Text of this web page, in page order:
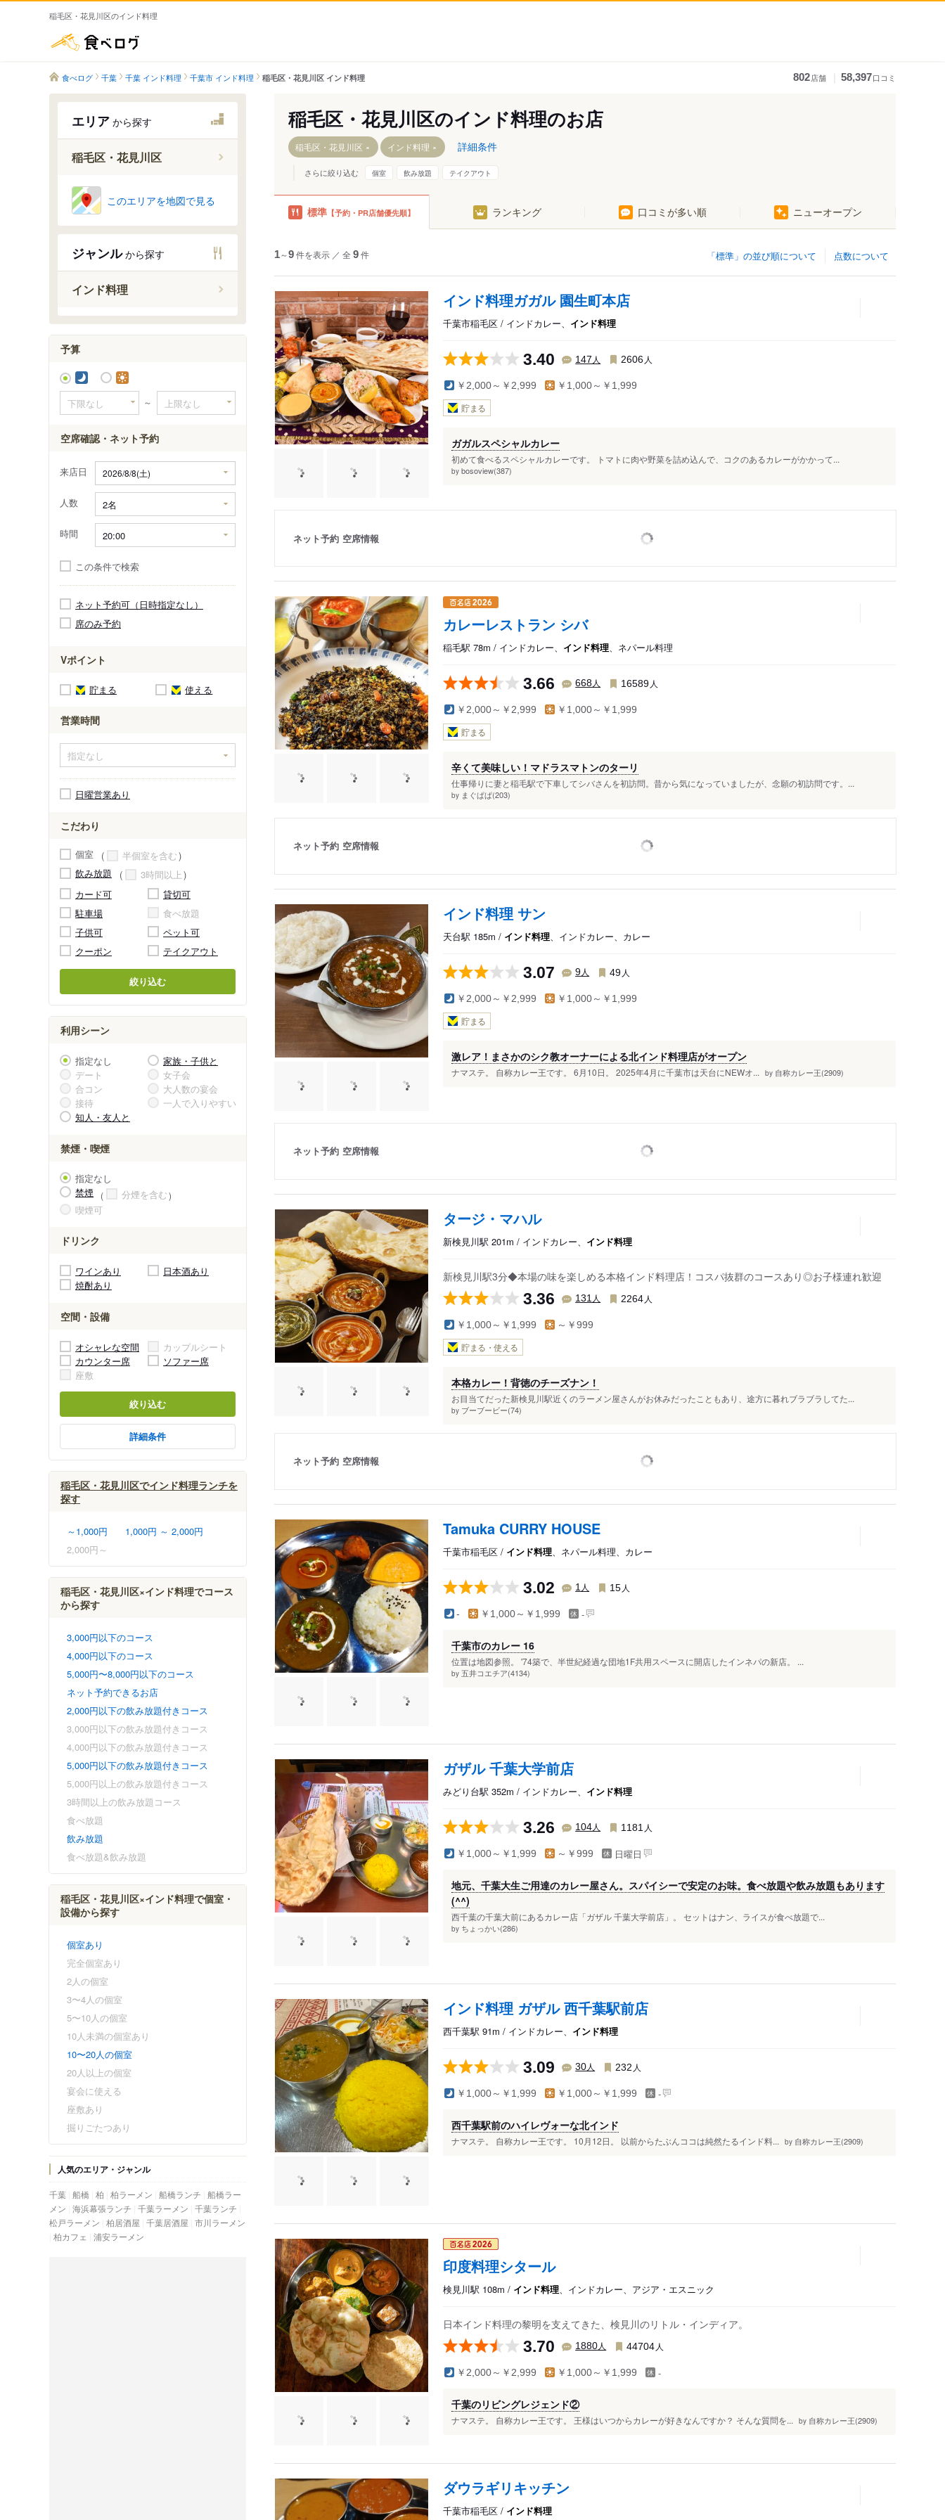
稲毛区・花見川区のインド料理
食べログ 千葉 千葉 インド料理 千葉市 インド料理 稲毛区・花見川区 インド料理 802店舗 58,397口コミ
エリア から探す
稲毛区・花見川区
稲毛駅
新検見川駅
天台駅
穴川駅
スポーツセンター駅
検見川駅
京成稲毛駅
このエリアを地図で見る
ジャンルから探す
インド料理
予算
～
空席確認・ネット予約
来店日
人数
時間
この条件で検索
ネット予約可（日時指定なし）
席のみ予約
Vポイント
貯まる 使える
営業時間
日曜営業あり
こだわり
個室
半個室を含む
飲み放題
3時間以上
カード可
貸切可
駐車場
食べ放題
子供可
ペット可
クーポン
テイクアウト
絞り込む
利用シーン
指定なし
家族・子供と
デート
女子会
合コン
大人数の宴会
接待
一人で入りやすい
知人・友人と
禁煙・喫煙
指定なし
禁煙
分煙を含む
喫煙可
ドリンク
ワインあり
日本酒あり
焼酎あり
空間・設備
オシャレな空間
カップルシート
カウンター席
ソファー席
座敷
絞り込む
詳細条件
稲毛区・花見川区でインド料理ランチを
探す
～1,000円
1,000円 ～ 2,000円
2,000円～
稲毛区・花見川区×インド料理でコース
から探す
3,000円以下のコース
4,000円以下のコース
5,000円〜8,000円以下のコース
ネット予約できるお店
2,000円以下の飲み放題付きコース
3,000円以下の飲み放題付きコース
4,000円以下の飲み放題付きコース
5,000円以下の飲み放題付きコース
5,000円以上の飲み放題付きコース
3時間以上の飲み放題コース
食べ放題
飲み放題
食べ放題&飲み放題
稲毛区・花見川区×インド料理で個室・
設備から探す
個室あり
完全個室あり
2人の個室
3〜4人の個室
5〜10人の個室
10人未満の個室あり
10〜20人の個室
20人以上の個室
宴会に使える
座敷あり
掘りごたつあり
人気のエリア・ジャンル
千葉 船橋 柏 柏ラーメン 船橋ランチ 船橋ラー
メン 海浜幕張ランチ 千葉ラーメン 千葉ランチ
松戸ラーメン 柏居酒屋 千葉居酒屋 市川ラーメン
柏カフェ
浦安ラーメン
稲毛区・花見川区のインド料理のお店
稲毛区・花見川区 インド料理 詳細条件
さらに絞り込む 個室 飲み放題 テイクアウト
標準 【予約・PR店舗優先順】 ランキング 口コミが多い順 ニューオープン
点数について
「標準」の並び順について
1～9件を表示 ／ 全 9件
インド料理ガガル 園生町本店
千葉市稲毛区 / インドカレー、 インド料理
3.40 147 人 2606 人
￥2,000～￥2,999 ￥1,000～￥1,999
貯まる
ガガルスペシャルカレー
初めて食べるスペシャルカレーです。 トマトに肉や野菜を詰め込んで、コクのあるカレーがかかって...
by bosoview(387)
ネット予約 空席情報
カレーレストラン シバ
稲毛駅 78m / インドカレー、 インド料理 、ネパール料理
3.66 668人 16589 人
￥2,000～￥2,999 ￥1,000～￥1,999
貯まる
辛くて美味しい！マドラスマトンのターリ
仕事帰りに妻と稲毛駅で下車してシバさんを初訪問。昔から気になっていましたが、念願の初訪問です。...
by まぐぱぱ(203)
ネット予約 空席情報
インド料理 サン
天台駅 185m / インド料理 、インドカレー、カレー
3.07 9人 49 人
￥2,000～￥2,999 ￥1,000～￥1,999
貯まる
激レア！まさかのシク教オーナーによる北インド料理店がオープン
ナマステ。 自称カレー王です。 6月10日。 2025年4月に千葉市は天台にNEWオ... by 自称カレー王(2909)
ネット予約 空席情報
タージ・マハル
新検見川駅 201m / インドカレー、 インド料理
新検見川駅3分◆本場の味を楽しめる本格インド料理店！コスパ抜群のコースあり◎お子様連れ歓迎
3.36 131 人 2264 人
￥1,000～￥1,999 ～￥999
貯まる・使える
本格カレー！背徳のチーズナン！
お目当てだった新検見川駅近くのラーメン屋さんがお休みだったこともあり、途方に暮れブラブラしてた...
by ブーブービー(74)
ネット予約 空席情報
Tamuka CURRY HOUSE
千葉市稲毛区 / インド料理 、ネパール料理、カレー
3.02 1 人 15 人
- ￥1,000～￥1,999 -
千葉市のカレー 16
位置は地図参照。 '74築で、半世紀経過な団地1F共用スペースに開店したインネパの新店。 ...
by 五井コエチア(4134)
ガザル 千葉大学前店
みどり台駅 352m / インドカレー、 インド料理
3.26 104人 1181 人
￥1,000～￥1,999 ～￥999 日曜日
地元、千葉大生ご用達のカレー屋さん。スパイシーで安定のお味。食べ放題や飲み放題もあります
(^^)
西千葉の千葉大前にあるカレー店「ガザル 千葉大学前店」。 セットはナン、ライスが食べ放題で...
by ちょっかい(286)
インド料理 ガザル 西千葉駅前店
西千葉駅 91m / インドカレー、 インド料理
3.09 30人 232 人
￥1,000～￥1,999 ￥1,000～￥1,999 -
西千葉駅前のハイレヴォーな北インド
ナマステ。 自称カレー王です。 10月12日。 以前からたぶんココは純然たるインド料... by 自称カレー王(2909)
印度料理シタール
検見川駅 108m / インド料理、インドカレー、アジア・エスニック
日本インド料理の黎明を支えてきた、検見川のリトル・インディア。
3.70 1880人 44704 人
￥2,000～￥2,999 ￥1,000～￥1,999 -
千葉のリビングレジェンド②
ナマステ。 自称カレー王です。 王様はいつからカレーが好きなんですか？ そんな質問を... by 自称カレー王(2909)
ダウラギリキッチン
千葉市稲毛区 / インド料理